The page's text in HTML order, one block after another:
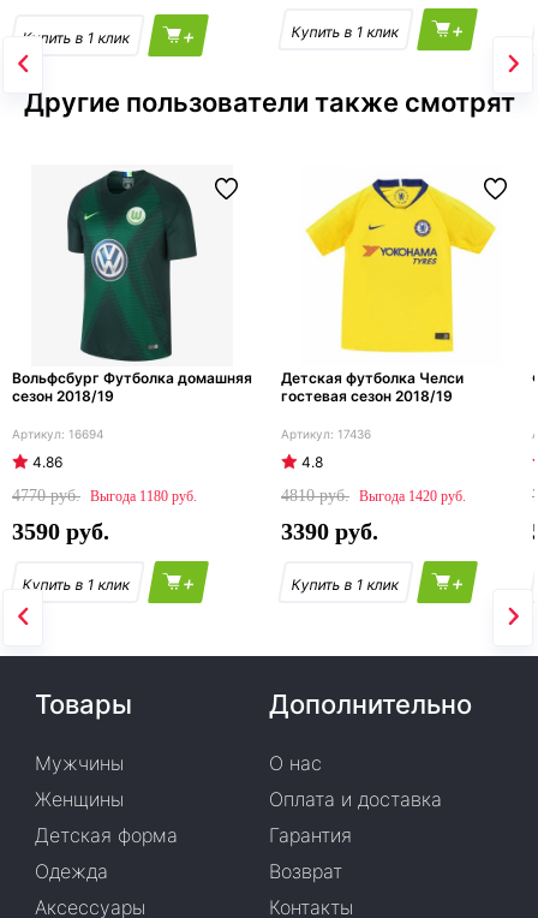
+ +
Другие пользователи также смотрят
Вольфсбург Футболка домашняя
сезон 2018/19
16694
4.86
4770
1180
3590
+
Детская футболка Челси
гостевая сезон 2018/19
17436
4.8
4810
1420
3390
+
Товары
Мужчины
Женщины
Детская форма
Одежда
Аксессуары
Дополнительно
О нас
Оплата и доставка
Гарантия
Возврат
Контакты